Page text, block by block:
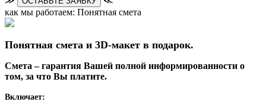
как мы работаем: Понятная смета
Понятная смета и 3D-макет в подарок.
Смета – гарантия Вашей полной информированности о
том, за что Вы платите.
Включает: